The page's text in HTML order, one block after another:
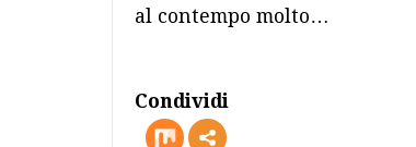
al contempo molto…
Condividi